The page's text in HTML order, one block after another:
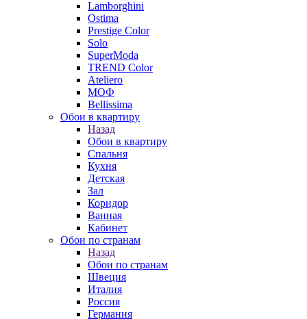
Lamborghini
Ostima
Prestige Color
Solo
SuperModa
TREND Color
Ateliero
МОФ
Bellissima
Обои в квартиру
Назад
Обои в квартиру
Спальня
Кухня
Детская
Зал
Коридор
Ванная
Кабинет
Обои по странам
Назад
Обои по странам
Швеция
Италия
Россия
Германия